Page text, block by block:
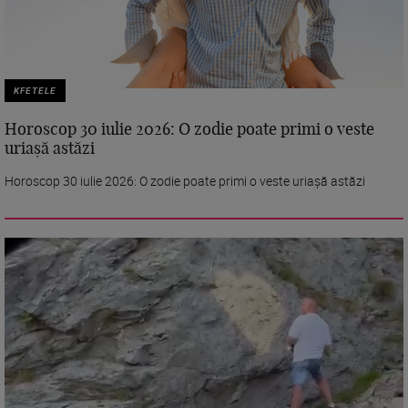
KFETELE
Horoscop 30 iulie 2026: O zodie poate primi o veste
uriașă astăzi
Horoscop 30 iulie 2026: O zodie poate primi o veste uriașă astăzi